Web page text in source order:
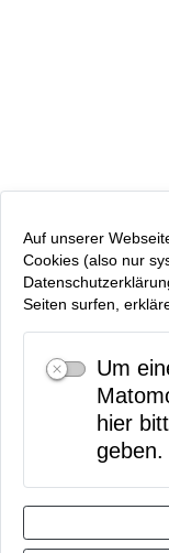
Auf unserer
Cookies (also nur
Seiten surfen,
Um
hier
geben.
Anmelden